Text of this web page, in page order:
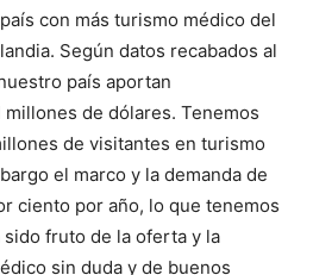
con más turismo médico del
Según datos recabados al
país aportan
de dólares. Tenemos
de visitantes en turismo
el marco y la demanda de
ciento por año, lo que tenemos
fruto de la oferta y la
sin duda y de buenos